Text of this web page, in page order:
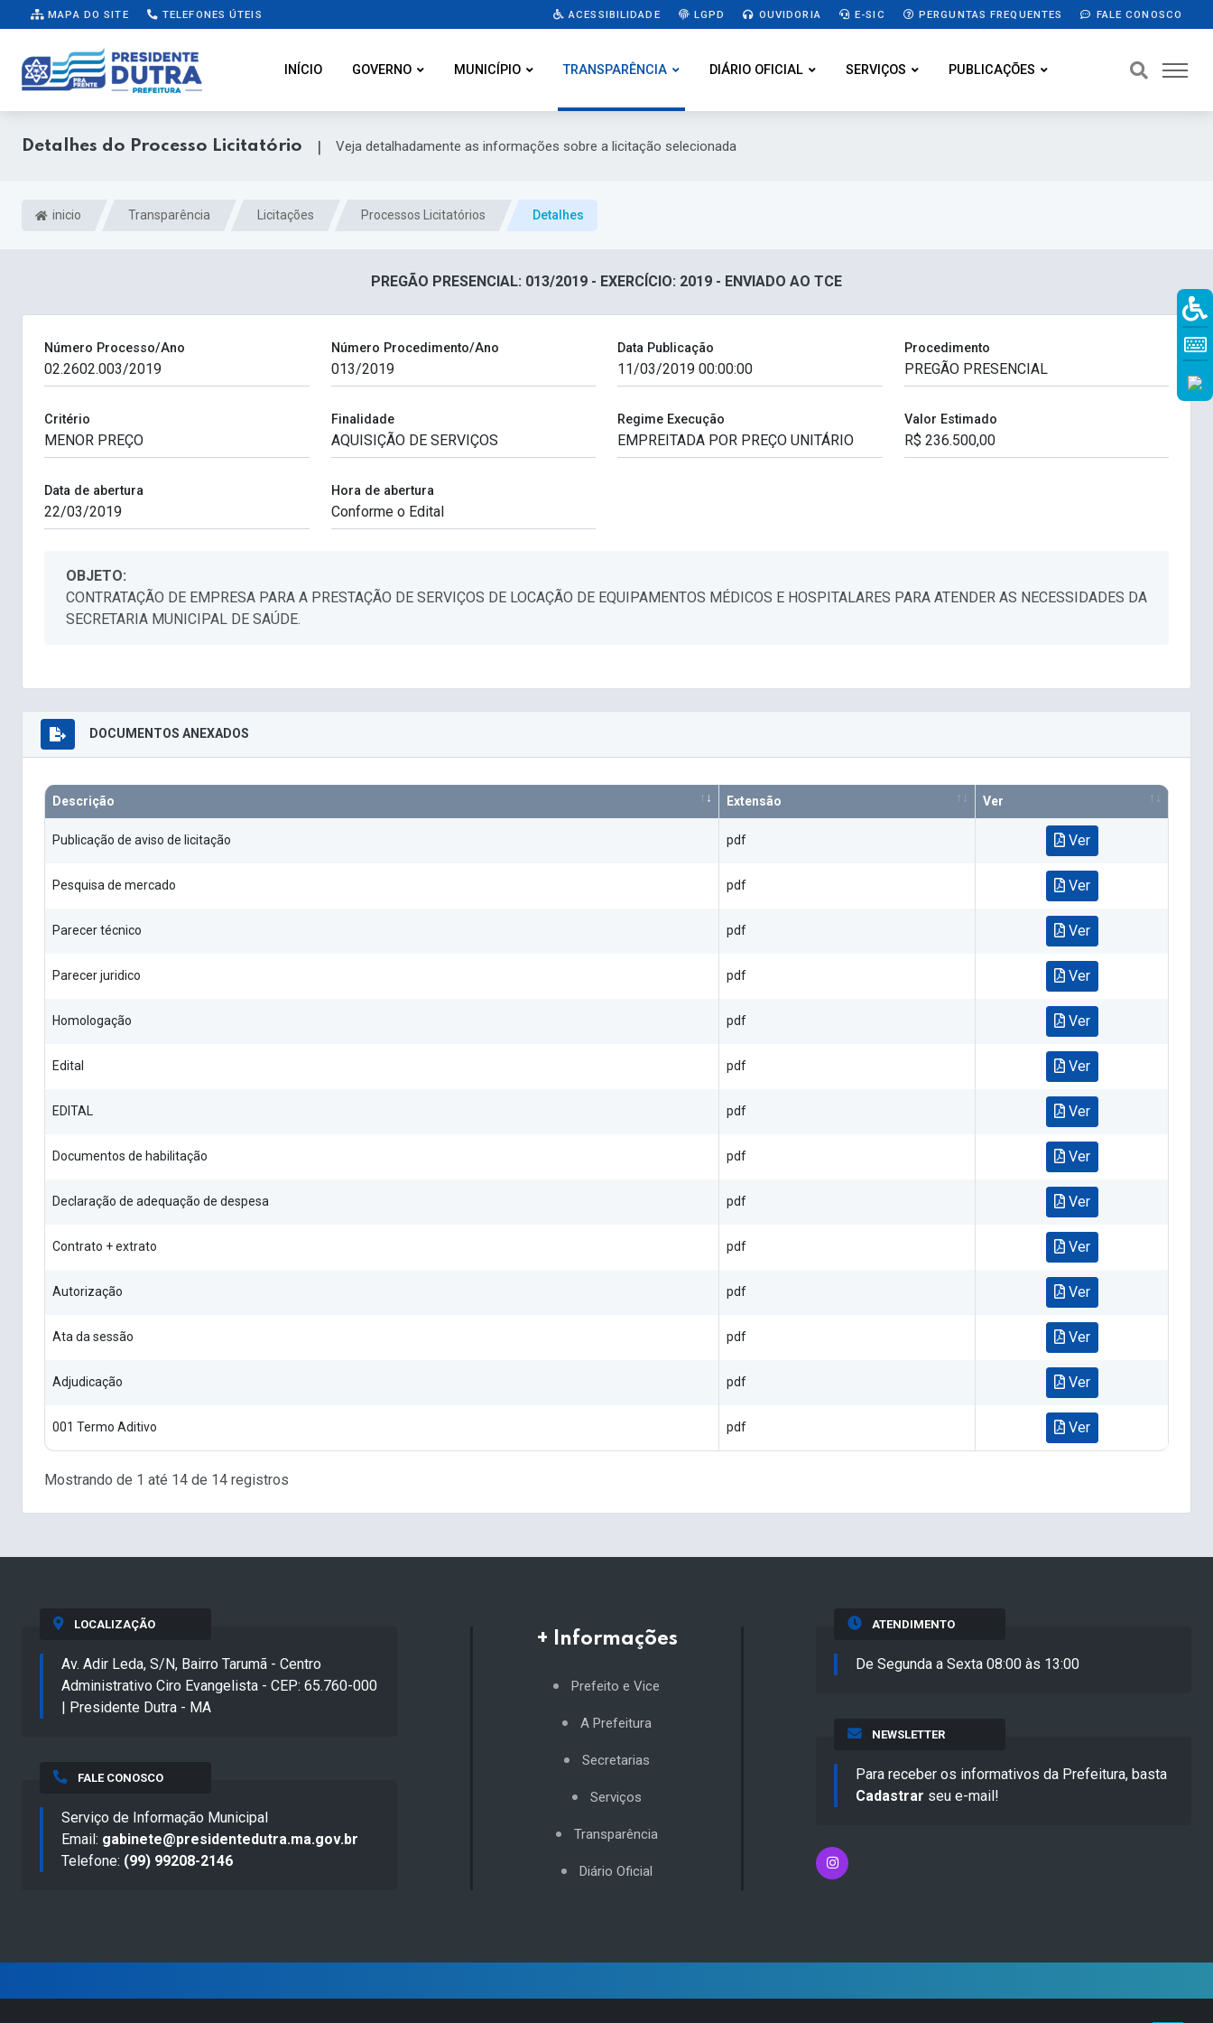
MAPA DO SITE TELEFONES ÚTEIS ACESSIBILIDADE LGPD OUVIDORIA E-SIC PERGUNTAS FREQUENTES FALE CONOSCO
INÍCIO GOVERNO MUNICÍPIO TRANSPARÊNCIA DIÁRIO OFICIAL SERVIÇOS PUBLICAÇÕES
Detalhes do Processo Licitatório | Veja detalhadamente as informações sobre a licitação selecionada
inicio Transparência Licitações Processos Licitatórios Detalhes
PREGÃO PRESENCIAL: 013/2019 - EXERCÍCIO: 2019 - ENVIADO AO TCE
Número Processo/Ano Número Procedimento/Ano Data Publicação Procedimento
Critério Finalidade Regime Execução Valor Estimado
Data de abertura Hora de abertura
OBJETO:
CONTRATAÇÃO DE EMPRESA PARA A PRESTAÇÃO DE SERVIÇOS DE LOCAÇÃO DE EQUIPAMENTOS MÉDICOS E HOSPITALARES PARA ATENDER AS NECESSIDADES DA
SECRETARIA MUNICIPAL DE SAÚDE.
DOCUMENTOS ANEXADOS
Descrição Extensão Ver
Publicação de aviso de licitação pdf Ver
Pesquisa de mercado pdf Ver
Parecer técnico pdf Ver
Parecer juridico pdf Ver
Homologação pdf Ver
Edital pdf Ver
EDITAL pdf Ver
Documentos de habilitação pdf Ver
Declaração de adequação de despesa pdf Ver
Contrato + extrato pdf Ver
Autorização pdf Ver
Ata da sessão pdf Ver
Adjudicação pdf Ver
001 Termo Aditivo pdf Ver
Mostrando de 1 até 14 de 14 registros
LOCALIZAÇÃO
Av. Adir Leda, S/N, Bairro Tarumã - Centro
Administrativo Ciro Evangelista - CEP: 65.760-000
| Presidente Dutra - MA
FALE CONOSCO
Serviço de Informação Municipal
Email: gabinete@presidentedutra.ma.gov.br
Telefone: (99) 99208-2146
+ Informações
Prefeito e Vice
A Prefeitura
Secretarias
Serviços
Transparência
Diário Oficial
ATENDIMENTO
De Segunda a Sexta 08:00 às 13:00
NEWSLETTER
Para receber os informativos da Prefeitura, basta
Cadastrar seu e-mail!